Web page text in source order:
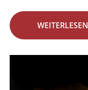
WEITERLESEN